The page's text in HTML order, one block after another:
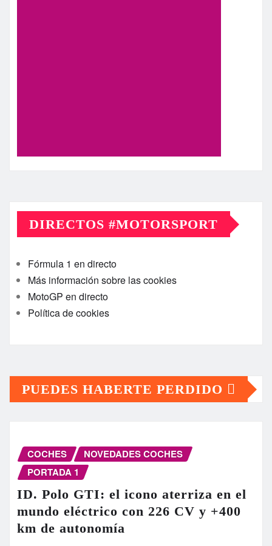
DIRECTOS #MOTORSPORT
Fórmula 1 en directo
Más información sobre las cookies
MotoGP en directo
Política de cookies
PUEDES HABERTE PERDIDO
COCHES
NOVEDADES COCHES
PORTADA 1
ID. Polo GTI: el icono aterriza en el
mundo eléctrico con 226 CV y +400
km de autonomía